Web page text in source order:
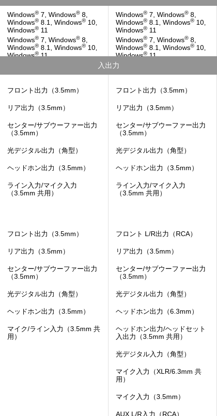
Windows® 7, Windows® 8,
Windows® 8.1, Windows® 10,
Windows® 11
Windows® 7, Windows® 8,
Windows® 8.1, Windows® 10,
Windows® 11
Windows® 7, Windows® 8,
Windows® 8.1, Windows® 10,
Windows®11
Windows® 7, Windows® 8,
Windows® 8.1, Windows® 10,
Windows®11
入出力
フロント出力（3.5mm）
リア出力（3.5mm）
センター/サブウーファー出力
（3.5mm）
光デジタル出力（角型）
ヘッドホン出力（3.5mm）
ライン入力/マイク入力
（3.5mm 共用）
フロント出力（3.5mm）
リア出力（3.5mm）
センター/サブウーファー出力
（3.5mm）
光デジタル出力（角型）
ヘッドホン出力（3.5mm）
ライン入力/マイク入力
（3.5mm 共用）
フロント出力（3.5mm）
リア出力（3.5mm）
センター/サブウーファー出力
（3.5mm）
光デジタル出力（角型）
ヘッドホン出力（3.5mm）
マイク/ライン入力（3.5mm 共
用）
フロント L/R出力（RCA）
リア出力（3.5mm）
センター/サブウーファー出力
（3.5mm）
光デジタル出力（角型）
ヘッドホン出力（6.3mm）
ヘッドホン出力/ヘッドセット
入出力（3.5mm 共用）
光デジタル入力（角型）
マイク入力（XLR/6.3mm 共
用）
マイク入力（3.5mm）
AUX L/R入力（RCA）